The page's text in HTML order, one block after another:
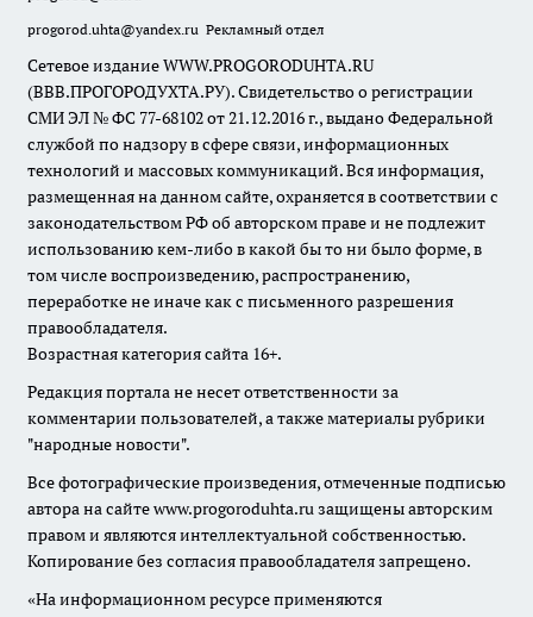
progorod.uhta@yandex.ru Рекламный отдел
Сетевое издание WWW.PROGORODUHTA.RU
(ВВВ.ПРОГОРОДУХТА.РУ). Свидетельство о регистрации
СМИ ЭЛ № ФС 77-68102 от 21.12.2016 г., выдано Федеральной
службой по надзору в сфере связи, информационных
технологий и массовых коммуникаций. Вся информация,
размещенная на данном сайте, охраняется в соответствии с
законодательством РФ об авторском праве и не подлежит
использованию кем-либо в какой бы то ни было форме, в
том числе воспроизведению, распространению,
переработке не иначе как с письменного разрешения
правообладателя.
Возрастная категория сайта 16+.
Редакция портала не несет ответственности за
комментарии пользователей, а также материалы рубрики
"народные новости".
Все фотографические произведения, отмеченные подписью
автора на сайте www.progoroduhta.ru защищены авторским
правом и являются интеллектуальной собственностью.
Копирование без согласия правообладателя запрещено.
«На информационном ресурсе применяются